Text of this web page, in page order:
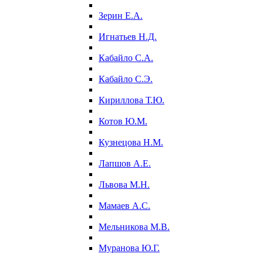
Зерин Е.А.
Игнатьев Н.Д.
Кабайло С.А.
Кабайло С.Э.
Кириллова Т.Ю.
Котов Ю.М.
Кузнецова Н.М.
Лапшов А.Е.
Львова М.Н.
Мамаев А.С.
Мельникова М.В.
Муранова Ю.Г.